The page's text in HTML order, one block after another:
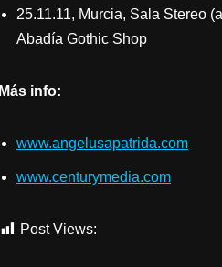
25.11.11, Murcia, Sala Stereo
Abadía Gothic Shop
Más info:
www.angelusapatrida.com
www.centurymedia.com
Post Views: